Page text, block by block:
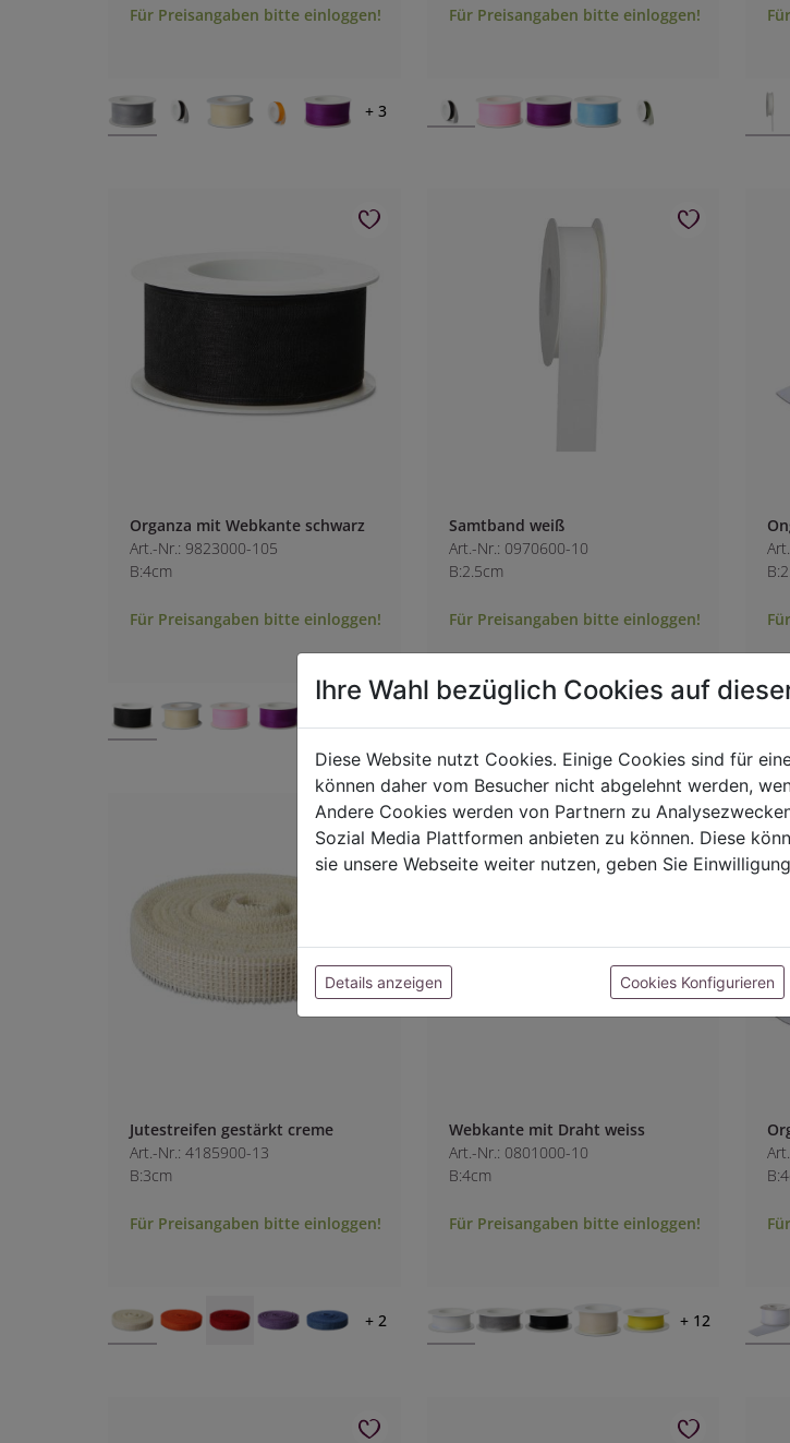
Für Preisangaben bitte einloggen!
+ 3
Für Preisangaben bitte einloggen!
Organza mit Webkante schwarz
Art.-Nr.: 9823000-105
B:4cm
Für Preisangaben bitte einloggen!
Samtband weiß
Art.-Nr.: 0970600-10
B:2.5cm
Für Preisangaben bitte einloggen!
Jutestreifen gestärkt creme
Art.-Nr.: 4185900-13
B:3cm
Für Preisangaben bitte einloggen!
+ 2
Webkante mit Draht weiss
Art.-Nr.: 0801000-10
B:4cm
Für Preisangaben bitte einloggen!
+ 12
Ihre Wahl bezüglich Cookies auf
Diese Website nutzt Cookies. Einige Cookies sind für
können daher vom Besucher nicht abgelehnt werden,
Andere Cookies werden von Partnern zu
Sozial Media Plattformen anbieten zu können. Diese
sie unsere Webseite weiter nutzen, geben Sie
Details anzeigen Cookies Konfigurieren